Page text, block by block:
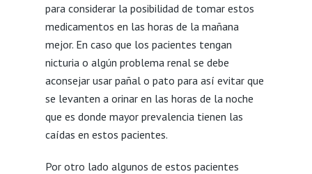
para considerar la posibilidad de tomar estos
medicamentos en las horas de la mañana
mejor. En caso que los pacientes tengan
nicturia o algún problema renal se debe
aconsejar usar pañal o pato para así evitar que
se levanten a orinar en las horas de la noche
que es donde mayor prevalencia tienen las
caídas en estos pacientes.
Por otro lado algunos de estos pacientes